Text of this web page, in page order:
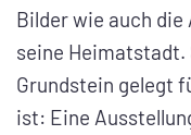
Bilder wie auch
seine
Grundstein gelegt
ist: Eine